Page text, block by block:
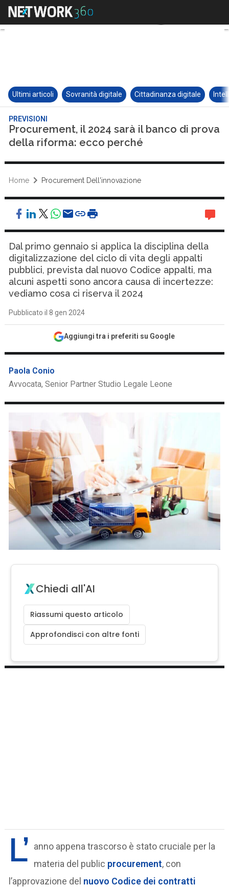
Ultimi articoli Sovranità digitale Cittadinanza digitale
PREVISIONI
Procurement, il 2024 sarà il banco di prova
della riforma: ecco perché
Home Procurement Dell'innovazione
Dal primo gennaio si applica la disciplina della
digitalizzazione del ciclo di vita degli appalti
pubblici, prevista dal nuovo Codice appalti, ma
alcuni aspetti sono ancora causa di incertezze:
vediamo cosa ci riserva il 2024
Pubblicato il 8 gen 2024
Aggiungi tra i preferiti su Google
Paola Conio
Avvocata, Senior Partner Studio Legale Leone
Chiedi all'AI
Riassumi questo articolo
Approfondisci con altre fonti
L’ anno appena trascorso è stato cruciale per la
materia del public procurement, con
l’approvazione del nuovo Codice dei contratti